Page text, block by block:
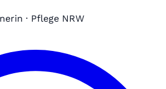
· Pflege NRW